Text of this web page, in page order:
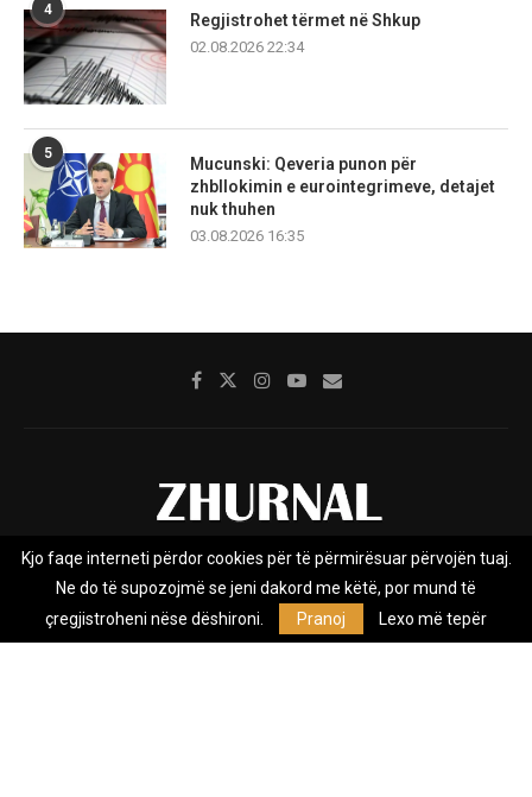
4
Regjistrohet tërmet në Shkup
02.08.2026 22:34
5
Mucunski: Qeveria punon për
zhbllokimin e eurointegrimeve, detajet
nuk thuhen
03.08.2026 16:35
Rreth nesh Impresumi Marketing
Kontakt
Privacy Policy
Zhurnal.mk është Agjenci e Lajmeve e pavarur, e themeluar në vitin
Kjo faqe interneti përdor cookies për të përmirësuar përvojën tuaj.
Ne do të supozojmë se jeni dakord me këtë, por mund të
çregjistroheni nëse dëshironi.
Pranoj Lexo më tepër